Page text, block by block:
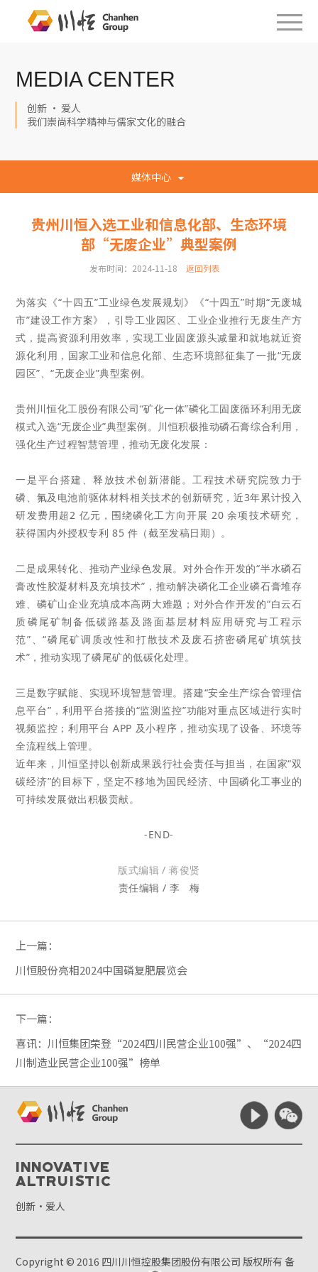
MEDIA CENTER
创新 · 爱人
我们崇尚科学精神与儒家文化的融合
媒体中心
贵州川恒入选工业和信息化部、生态环境
部“无废企业”典型案例
发布时间：2024-11-18 返回列表
为落实《“十四五”工业绿色发展规划》《“十四五”时期“无废城
市”建设工作方案》，引导工业园区、工业企业推行无废生产方
式，提高资源利用效率，实现工业固废源头减量和就地就近资
源化利用，国家工业和信息化部、生态环境部征集了一批“无废
园区”、“无废企业”典型案例。
贵州川恒化工股份有限公司“矿化一体”磷化工固废循环利用无废
模式入选“无废企业”典型案例。川恒积极推动磷石膏综合利用，
强化生产过程智慧管理，推动无废化发展：
一是平台搭建、释放技术创新潜能。工程技术研究院致力于
磷、氟及电池前驱体材料相关技术的创新研究，近3年累计投入
研发费用超2 亿元，围绕磷化工方向开展 20 余项技术研究，
获得国内外授权专利 85 件（截至发稿日期）。
二是成果转化、推动产业绿色发展。对外合作开发的“半水磷石
膏改性胶凝材料及充填技术”，推动解决磷化工企业磷石膏堆存
难、磷矿山企业充填成本高两大难题；对外合作开发的“白云石
质磷尾矿制备低碳路基及路面基层材料应用研究与工程示
范”、“磷尾矿调质改性和打散技术及废石挤密磷尾矿填筑技
术”，推动实现了磷尾矿的低碳化处理。
三是数字赋能、实现环境智慧管理。搭建“安全生产综合管理信
息平台”，利用平台搭接的“监测监控”功能对重点区域进行实时
视频监控；利用平台 APP 及小程序，推动实现了设备、环境等
全流程线上管理。
近年来，川恒坚持以创新成果践行社会责任与担当，在国家“双
碳经济”的目标下， 坚定不移地为国民经济、中国磷化工事业的
可持续发展做出积极贡献。
-END-
版式编辑 / 蒋俊贤
责任编辑 / 李 梅
上一篇：
川恒股份亮相2024中国磷复肥展览会
下一篇：
喜讯：川恒集团荣登“2024四川民营企业100强”、“2024四
川制造业民营企业100强”榜单
Innovative
Altruistic
创新·爱人
Copyright © 2016 四川川恒控股集团股份有限公司 版权所有备